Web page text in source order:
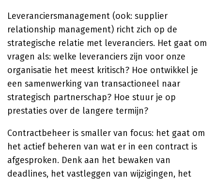
Leveranciersmanagement (ook: supplier
relationship management) richt zich op de
strategische relatie met leveranciers. Het gaat om
vragen als: welke leveranciers zijn voor onze
organisatie het meest kritisch? Hoe ontwikkel je
een samenwerking van transactioneel naar
strategisch partnerschap? Hoe stuur je op
prestaties over de langere termijn?
Contractbeheer is smaller van focus: het gaat om
het actief beheren van wat er in een contract is
afgesproken. Denk aan het bewaken van
deadlines, het vastleggen van wijzigingen, het